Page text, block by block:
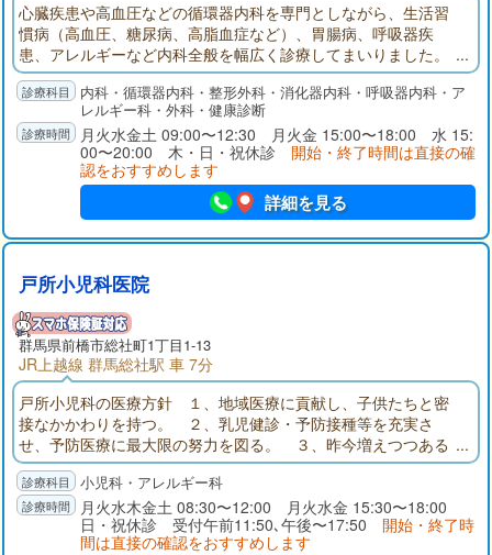
心臓疾患や高血圧などの循環器内科を専門としながら、生活習
慣病（高血圧、糖尿病、高脂血症など）、胃腸病、呼吸器疾
患、アレルギーなど内科全般を幅広く診療してまいりました。
内科、循環器、整形外科などの経験を活かし、患者さまの状態
を総合的にとらえ、皆様の健康増進をお手伝いさせていただき
たいと存じます。患者さまの立場に立った優しさのある診療を
心がけております。
内科・循環器内科・整形外科・消化器内科・呼吸器内科・ア
レルギー科・外科・健康診断
月火水金土 09:00〜12:30 月火金 15:00〜18:00 水 15:
00〜20:00 木・日・祝休診 開始・終了時間は直接の確
認をおすすめします
詳細を見る
戸所小児科医院
群馬県前橋市総社町1丁目1-13
JR上越線 群馬総社駅 車 7分
戸所小児科の医療方針 １、地域医療に貢献し、子供たちと密
接なかかわりを持つ。 ２、乳児健診・予防接種等を充実さ
せ、予防医療に最大限の努力を図る。 ３、昨今増えつつある
アレルギー疾患の早期介入・早期治療に努める。
小児科・アレルギー科
月火水木金土 08:30〜12:00 月火水金 15:30〜18:00
日・祝休診 受付午前11:50､午後〜17:50 開始・終了時
間は直接の確認をおすすめします